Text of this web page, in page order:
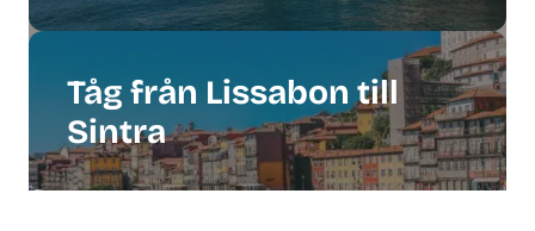
Tåg från Lissabon till
Sintra